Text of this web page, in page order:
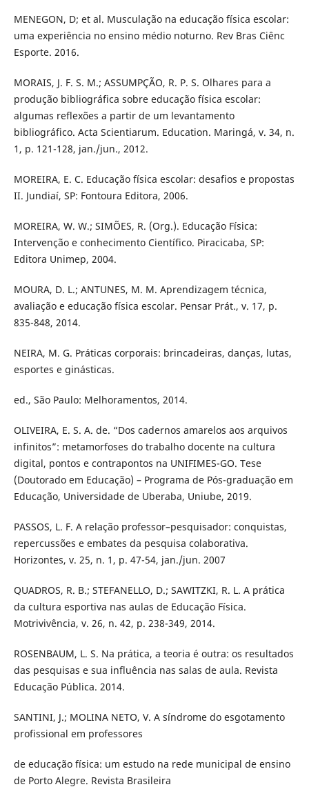
MENEGON, D; et al. Musculação na educação física escolar:
uma experiência no ensino médio noturno. Rev Bras Ciênc
Esporte. 2016.
MORAIS, J. F. S. M.; ASSUMPÇÃO, R. P. S. Olhares para a
produção bibliográfica sobre educação física escolar:
algumas reflexões a partir de um levantamento
bibliográfico. Acta Scientiarum. Education. Maringá, v. 34, n.
1, p. 121-128, jan./jun., 2012.
MOREIRA, E. C. Educação física escolar: desafios e propostas
II. Jundiaí, SP: Fontoura Editora, 2006.
MOREIRA, W. W.; SIMÕES, R. (Org.). Educação Física:
Intervenção e conhecimento Científico. Piracicaba, SP:
Editora Unimep, 2004.
MOURA, D. L.; ANTUNES, M. M. Aprendizagem técnica,
avaliação e educação física escolar. Pensar Prát., v. 17, p.
835-848, 2014.
NEIRA, M. G. Práticas corporais: brincadeiras, danças, lutas,
esportes e ginásticas.
ed., São Paulo: Melhoramentos, 2014.
OLIVEIRA, E. S. A. de. “Dos cadernos amarelos aos arquivos
infinitos”: metamorfoses do trabalho docente na cultura
digital, pontos e contrapontos na UNIFIMES-GO. Tese
(Doutorado em Educação) – Programa de Pós-graduação em
Educação, Universidade de Uberaba, Uniube, 2019.
PASSOS, L. F. A relação professor–pesquisador: conquistas,
repercussões e embates da pesquisa colaborativa.
Horizontes, v. 25, n. 1, p. 47-54, jan./jun. 2007
QUADROS, R. B.; STEFANELLO, D.; SAWITZKI, R. L. A prática
da cultura esportiva nas aulas de Educação Física.
Motrivivência, v. 26, n. 42, p. 238-349, 2014.
ROSENBAUM, L. S. Na prática, a teoria é outra: os resultados
das pesquisas e sua influência nas salas de aula. Revista
Educação Pública. 2014.
SANTINI, J.; MOLINA NETO, V. A síndrome do esgotamento
profissional em professores
de educação física: um estudo na rede municipal de ensino
de Porto Alegre. Revista Brasileira